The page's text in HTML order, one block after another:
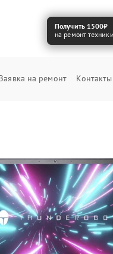
Получить 1500₽
на ремонт техники
на ремонт Контакты